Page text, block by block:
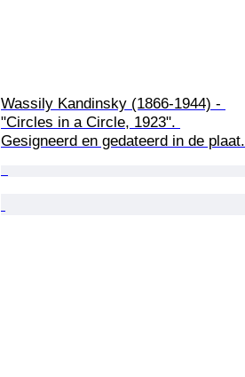
Wassily Kandinsky (1866-1944) -
"Circles in a Circle, 1923".
Gesigneerd en gedateerd in de plaat.